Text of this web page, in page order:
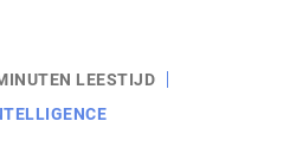
LEESTIJD